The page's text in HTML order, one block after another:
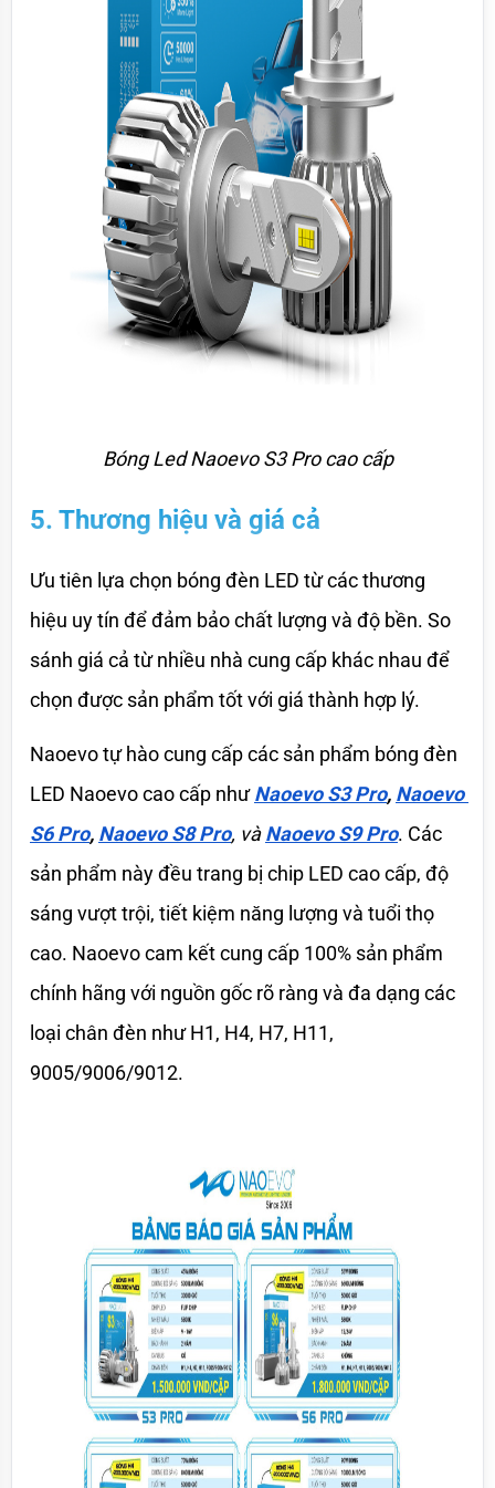
Bóng Led Naoevo S3 Pro cao cấp
5. Thương hiệu và giá cả
Ưu tiên lựa chọn bóng đèn LED từ các thương
hiệu uy tín để đảm bảo chất lượng và độ bền. So
sánh giá cả từ nhiều nhà cung cấp khác nhau để
chọn được sản phẩm tốt với giá thành hợp lý.
Naoevo tự hào cung cấp các sản phẩm bóng đèn
LED Naoevo cao cấp như Naoevo S3 Pro, Naoevo
S6 Pro, Naoevo S8 Pro, và Naoevo S9 Pro. Các
sản phẩm này đều trang bị chip LED cao cấp, độ
sáng vượt trội, tiết kiệm năng lượng và tuổi thọ
cao. Naoevo cam kết cung cấp 100% sản phẩm
chính hãng với nguồn gốc rõ ràng và đa dạng các
loại chân đèn như H1, H4, H7, H11,
9005/9006/9012.